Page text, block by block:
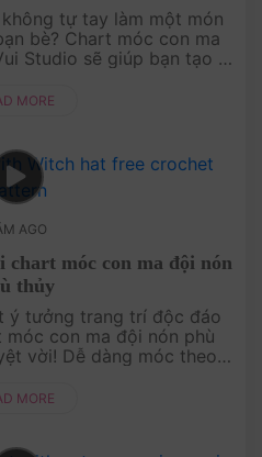
tự tay làm một món
bè? Chart móc con ma
Studio sẽ giúp bạn tạo ra
tiết và miễn ....
MORE
AGO
móc con ma đội nón
thủy
ý tưởng trang trí độc đáo
móc con ma đội nón phù
vời! Dễ dàng móc theo
đồ trang trí Hal....
MORE